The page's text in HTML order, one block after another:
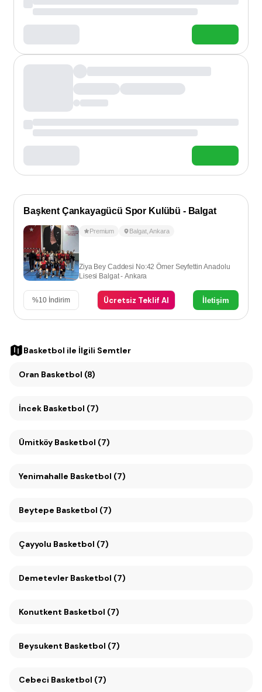
Başkent Çankayagücü Spor Kulübü - Balgat
Premium Balgat,Ankara
Ziya Bey Caddesi No:42 Ömer Seyfettin Anadolu
Lisesi Balgat - Ankara
%10 İndirim Ücretsiz Teklif Al İletişim
Basketbol ile İlgili Semtler
Oran Basketbol (8)
İncek Basketbol (7)
Ümitköy Basketbol (7)
Yenimahalle Basketbol (7)
Beytepe Basketbol (7)
Çayyolu Basketbol (7)
Demetevler Basketbol (7)
Konutkent Basketbol (7)
Beysukent Basketbol (7)
Cebeci Basketbol (7)